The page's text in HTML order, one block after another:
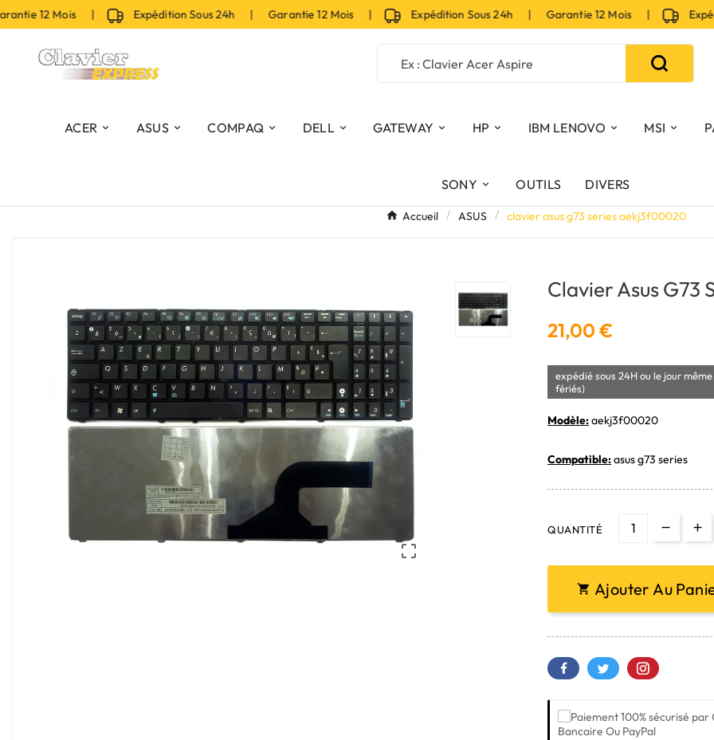
12 Mois | Expédition Sous 24h | Garantie 12 Mois | Expédition Sous 24h | Garantie 12 Mois |
ACER ASUS COMPAQ DELL GATEWAY HP IBM LENOVO MSI
SONY OUTILS DIVERS
Accueil ASUS clavier asus g73 series aekj3f00020

Clavier Asus
21,00 €
expédié sous 24H ou le jour
fériés)
Modèle:aekj3f00020
Compatible:asus g73 series
QUANTITÉ
 Ajouter Au
Bancaire Ou PayPal